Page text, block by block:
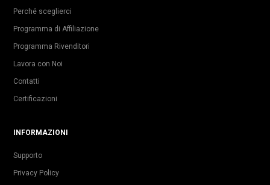
Perché sceglierci
Programma di Affiliazione
Programma Rivenditori
Lavora con Noi
Contatti
Certificazioni
INFORMAZIONI
Supporto
Privacy Policy